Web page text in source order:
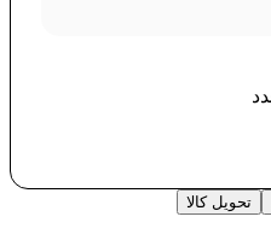
تحویل کالا